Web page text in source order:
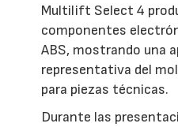
Multilift Select 4
componentes
ABS, mostrando una
representativa del
para piezas técnicas.
Durante las